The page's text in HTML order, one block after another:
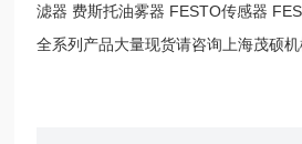
滤器 费斯托油雾器 FESTO传感器
全系列产品大量现货请咨询上海茂硕